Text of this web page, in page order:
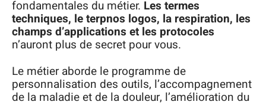
fondamentales du métier. Les termes
techniques, le terpnos logos, la respiration, les
champs d’applications et les protocoles
n’auront plus de secret pour vous.
Le métier aborde le programme de
personnalisation des outils, l’accompagnement
de la maladie et de la douleur, l’amélioration du